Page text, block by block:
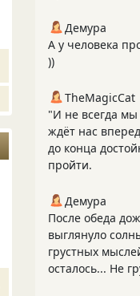
Демура
А у человека
))
TheMagicCat
"И не всегда
ждёт нас
до конца
пройти.
Демура
После обеда
выглянуло
грустных
осталось... Не